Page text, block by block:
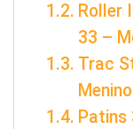
Roller
33 –
Trac
Patins